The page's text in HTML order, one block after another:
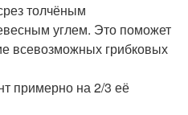
толчёным
углем. Это поможет
всевозможных грибковых
примерно на 2/3 её